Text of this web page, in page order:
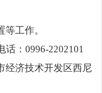
工作。
：0996-2202101
经济技术开发区西尼